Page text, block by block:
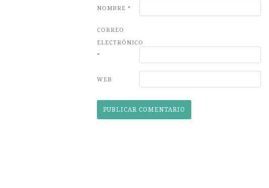
NOMBRE *
CORREO
ELECTRÓNICO
*
WEB